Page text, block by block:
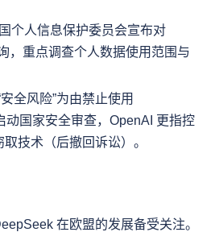
个人信息保护委员会宣布对
，重点调查个人数据使用范围与
全风险”为由禁止使用
动国家安全审查，OpenAI 更指控
取技术（后撤回诉讼）。
在欧盟的发展备受关注。